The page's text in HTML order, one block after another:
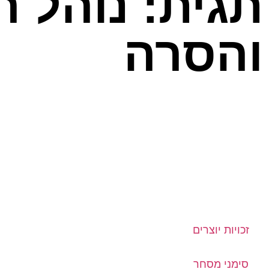
והסרה
זכויות יוצרים
סימני מסחר